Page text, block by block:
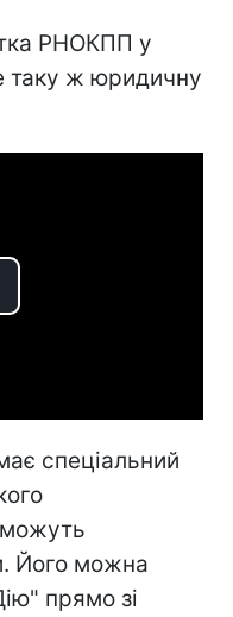
РНОКПП у
таку ж юридичну
спеціальний
Його можна
прямо зі